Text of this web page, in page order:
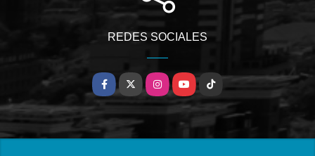
REDES SOCIALES
Facebook
X InstagramYouTubeTikTok